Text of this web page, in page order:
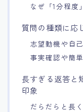
なぜ「1分程度
質問の種類に応
志望動機や自
事実確認や簡
長すぎる返答と
印象
だらだらと長